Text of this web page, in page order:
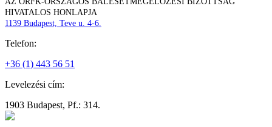
HIVATALOS HONLAPJA
1139 Budapest, Teve u. 4-6.
Telefon:
+36 (1) 443 56 51
Levelezési cím:
1903 Budapest, Pf.: 314.